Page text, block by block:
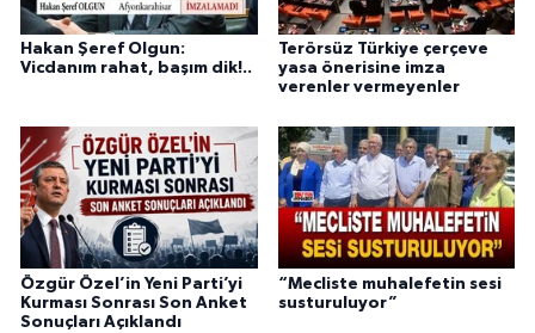
Hakan Şeref Olgun:
Vicdanım rahat, başım dik!..
Terörsüz Türkiye çerçeve
yasa önerisine imza
verenler vermeyenler
Özgür Özel’in Yeni Parti’yi
Kurması Sonrası Son Anket
Sonuçları Açıklandı
“Mecliste muhalefetin sesi
susturuluyor”